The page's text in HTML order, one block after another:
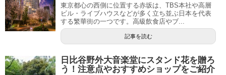
東京都心の西側に位置する赤坂は、TBS本社や高層
ビル・ライブハウスなどが多く立ち並ぶ日本を代表
する繁華街の一つです。高級飲食店やブ...
記事を読む
日比谷野外大音楽堂にスタンド花を贈ろ
う！注意点やおすすめショップをご紹介